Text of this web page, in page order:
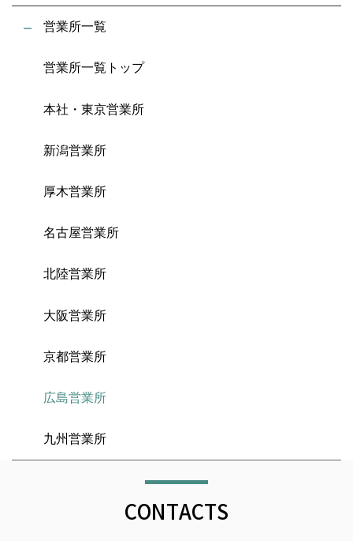
営業所一覧
営業所一覧トップ
本社・東京営業所
新潟営業所
厚木営業所
名古屋営業所
北陸営業所
大阪営業所
京都営業所
広島営業所
九州営業所
CONTACTS